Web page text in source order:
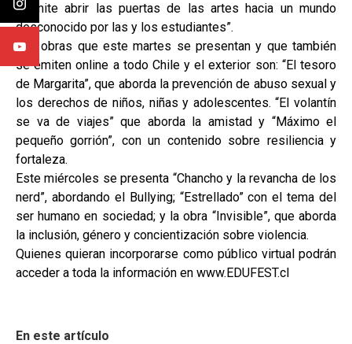
permite abrir las puertas de las artes hacia un mundo
desconocido por las y los estudiantes”.
Las obras que este martes se presentan y que también
se emiten online a todo Chile y el exterior son: “El tesoro
de Margarita”, que aborda la prevención de abuso sexual y
los derechos de niños, niñas y adolescentes. “El volantín
se va de viajes” que aborda la amistad y “Máximo el
pequeño gorrión”, con un contenido sobre resiliencia y
fortaleza.
Este miércoles se presenta “Chancho y la revancha de los
nerd”, abordando el Bullying; “Estrellado” con el tema del
ser humano en sociedad; y la obra “Invisible”, que aborda
la inclusión, género y concientización sobre violencia.
Quienes quieran incorporarse como público virtual podrán
acceder a toda la información en www.EDUFEST.cl
En este artículo